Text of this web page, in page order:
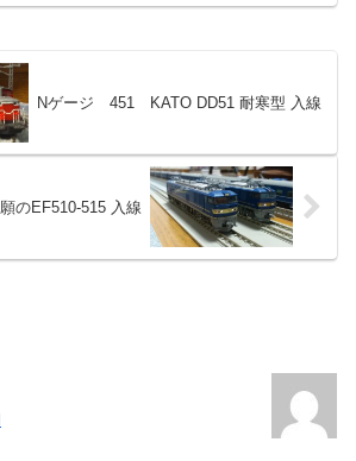
Nゲージ 451 KATO DD51 耐寒型 入線
EF510-515 入線